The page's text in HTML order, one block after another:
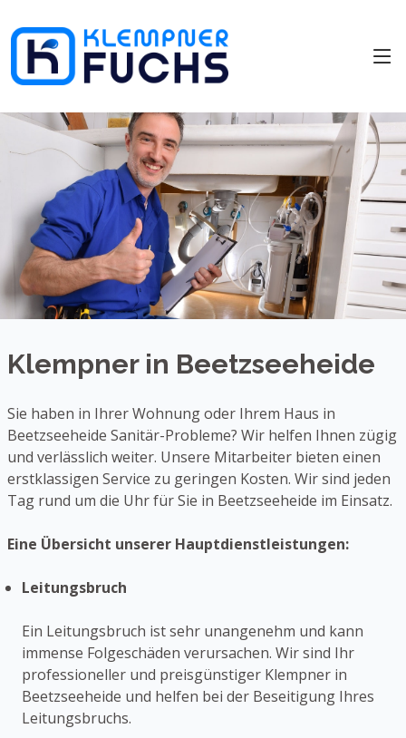
Klempner in Beetzseeheide
Sie haben in Ihrer Wohnung oder Ihrem Haus in
Beetzseeheide Sanitär-Probleme? Wir helfen Ihnen zügig
und verlässlich weiter. Unsere Mitarbeiter bieten einen
erstklassigen Service zu geringen Kosten. Wir sind jeden
Tag rund um die Uhr für Sie in Beetzseeheide im Einsatz.
Eine Übersicht unserer Hauptdienstleistungen:
Leitungsbruch
Ein Leitungsbruch ist sehr unangenehm und kann
immense Folgeschäden verursachen. Wir sind Ihr
professioneller und preisgünstiger Klempner in
Beetzseeheide und helfen bei der Beseitigung Ihres
Leitungsbruchs.